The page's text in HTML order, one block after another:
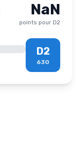
NaN
points pour D2
D2
630